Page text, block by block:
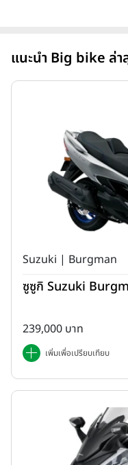
แนะนำ Big bike ล่า
Suzuki | Burgman
ซูซูกิ Suzuki
239,000 บาท
เพิ่มเพื่อเปรียบเทียบ